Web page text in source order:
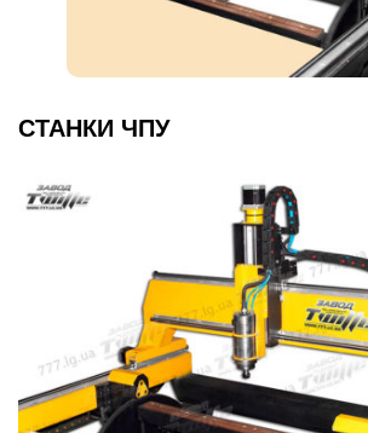
СТАНКИ ЧПУ